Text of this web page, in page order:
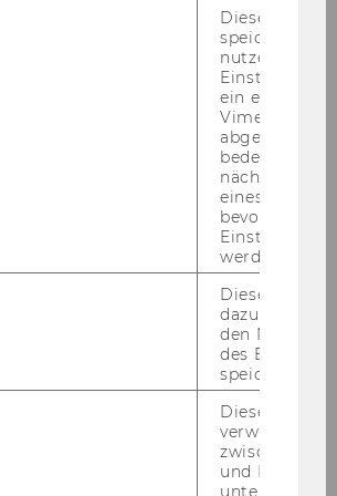
-
MARKIERUNGEN
Pierre-Joseph Proudhon
internationale Rezeption
Dieses Cookie
speichert
ein
Vimeo-Video
abgespielt
bedeutet,
nächsten
eines Vimeo-
bevorzugten
werden.
Dieser
dazu
den
des
speichern.
Dieses
verwendet,
zwischen
und Bots zu